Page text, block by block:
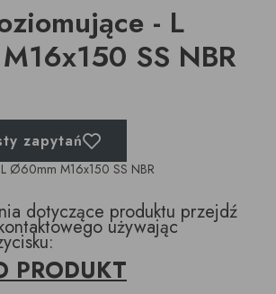
- L
SS NBR
zapytań
Ø60mm M16x150 SS NBR
dotyczące produktu przejdź
używając
PRODUKT